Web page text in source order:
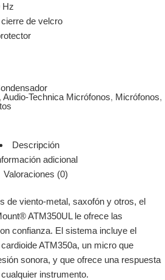
Hz
de velcro
, Audio-Technica Micrófonos, Micrófonos,
Descripción
adicional
Valoraciones (0)
de viento-metal, saxofón y otros, el
ATM350UL le ofrece las
confianza. El sistema incluye el
ATM350a, un micro que
sonora, y que ofrece una respuesta
instrumento.